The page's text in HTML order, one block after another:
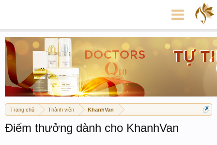
Trang chủ Thành viên KhanhVan
Điểm thưởng dành cho KhanhVan